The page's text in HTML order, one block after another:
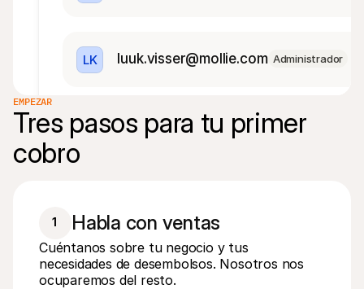
LK luuk.visser@mollie.com Administrador
KM koen.mulder@mollie.com Administrador
CC
EMPEZAR
Tres pasos para tu primer
cobro
1 Habla con ventas
Cuéntanos sobre tu negocio y tus
necesidades de desembolsos. Nosotros nos
ocuparemos del resto.